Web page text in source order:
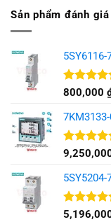
Sản phẩm đánh
5SY6116-
Được xếp
5 sao
800,000
Được xếp
5 sao
5SY5204-
Được xếp